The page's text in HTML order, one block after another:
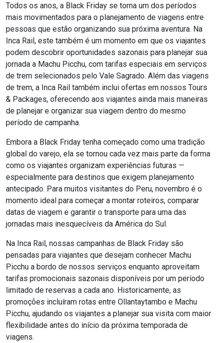
Todos os anos, a Black Friday se torna um dos períodos
mais movimentados para o planejamento de viagens entre
pessoas que estão organizando sua próxima aventura. Na
Inca Rail, este também é um momento em que os viajantes
podem descobrir oportunidades sazonais para planejar sua
jornada a Machu Picchu, com tarifas especiais em serviços
de trem selecionados pelo Vale Sagrado. Além das viagens
de trem, a Inca Rail também inclui ofertas em nossos Tours
& Packages, oferecendo aos viajantes ainda mais maneiras
de planejar e organizar sua viagem dentro do mesmo
período de campanha.
Embora a Black Friday tenha começado como uma tradição
global do varejo, ela se tornou cada vez mais parte da forma
como os viajantes organizam experiências futuras —
especialmente para destinos que exigem planejamento
antecipado. Para muitos visitantes do Peru, novembro é o
momento ideal para começar a montar roteiros, comparar
datas de viagem e garantir o transporte para uma das
jornadas mais inesquecíveis da América do Sul.
Na Inca Rail, nossas campanhas de Black Friday são
pensadas para viajantes que desejam conhecer Machu
Picchu a bordo de nossos serviços enquanto aproveitam
tarifas promocionais sazonais disponíveis por um período
limitado de reservas a cada ano. Historicamente, as
promoções incluíram rotas entre Ollantaytambo e Machu
Picchu, ajudando os viajantes a planejar sua visita com maior
flexibilidade antes do início da próxima temporada de
viagens.